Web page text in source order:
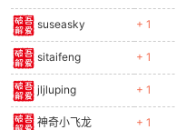
suseasky + 1
sitaifeng + 1
jljluping + 1
神奇小飞龙 + 1